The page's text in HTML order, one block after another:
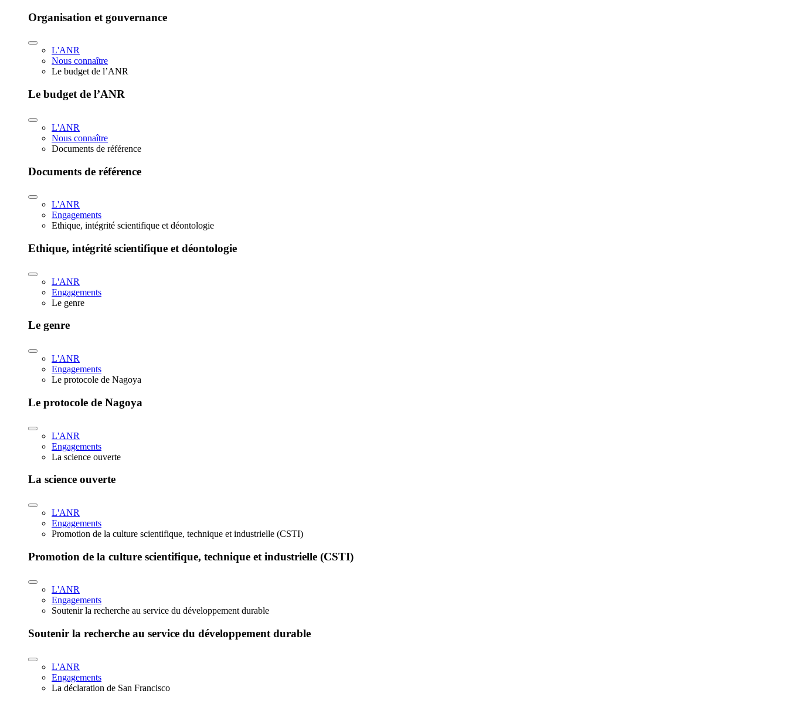
Organisation et gouvernance
L'ANR
Nous connaître
Le budget de l’ANR
Le budget de l’ANR
L'ANR
Nous connaître
Documents de référence
Documents de référence
L'ANR
Engagements
Ethique, intégrité scientifique et déontologie
Ethique, intégrité scientifique et déontologie
L'ANR
Engagements
Le genre
Le genre
L'ANR
Engagements
Le protocole de Nagoya
Le protocole de Nagoya
L'ANR
Engagements
La science ouverte
La science ouverte
L'ANR
Engagements
Promotion de la culture scientifique, technique et industrielle (CSTI)
Promotion de la culture scientifique, technique et industrielle (CSTI)
L'ANR
Engagements
Soutenir la recherche au service du développement durable
Soutenir la recherche au service du développement durable
L'ANR
Engagements
La déclaration de San Francisco